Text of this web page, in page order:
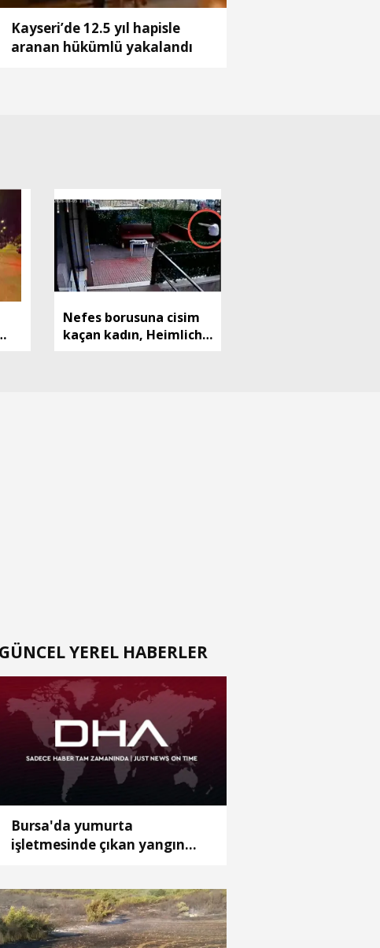
Kayseri’de 12.5 yıl hapisle
aranan hükümlü yakalandı
Nefes borusuna cisim
kaçan kadın, Heimlich
GÜNCEL YEREL HABERLER
Bursa'da yumurta
işletmesinde çıkan yangın